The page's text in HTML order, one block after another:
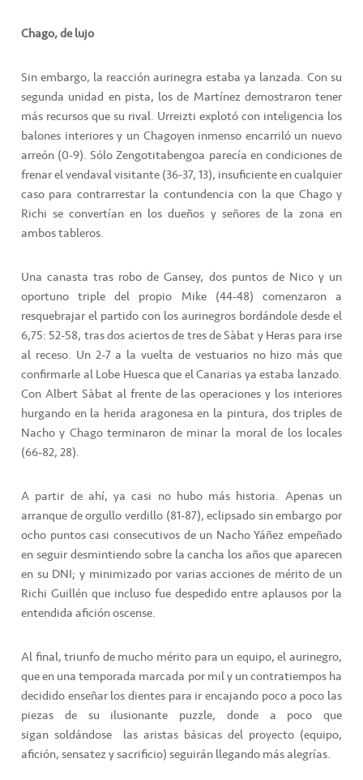
Chago, de lujo
Sin embargo, la reacción aurinegra estaba ya lanzada. Con su
segunda unidad en pista, los de Martínez demostraron tener
más recursos que su rival. Urreizti explotó con inteligencia los
balones interiores y un Chagoyen inmenso encarriló un nuevo
arreón (0-9). Sólo Zengotitabengoa parecía en condiciones de
frenar el vendaval visitante (36-37, 13), insuficiente en cualquier
caso para contrarrestar la contundencia con la que Chago y
Richi se convertían en los dueños y señores de la zona en
ambos tableros.
Una canasta tras robo de Gansey, dos puntos de Nico y un
oportuno triple del propio Mike (44-48) comenzaron a
resquebrajar el partido con los aurinegros bordándole desde el
6,75: 52-58, tras dos aciertos de tres de Sàbat y Heras para irse
al receso. Un 2-7 a la vuelta de vestuarios no hizo más que
confirmarle al Lobe Huesca que el Canarias ya estaba lanzado.
Con Albert Sàbat al frente de las operaciones y los interiores
hurgando en la herida aragonesa en la pintura, dos triples de
Nacho y Chago terminaron de minar la moral de los locales
(66-82, 28).
A partir de ahí, ya casi no hubo más historia. Apenas un
arranque de orgullo verdillo (81-87), eclipsado sin embargo por
ocho puntos casi consecutivos de un Nacho Yáñez empeñado
en seguir desmintiendo sobre la cancha los años que aparecen
en su DNI; y minimizado por varias acciones de mérito de un
Richi Guillén que incluso fue despedido entre aplausos por la
entendida afición oscense.
Al final, triunfo de mucho mérito para un equipo, el aurinegro,
que en una temporada marcada por mil y un contratiempos ha
decidido enseñar los dientes para ir encajando poco a poco las
piezas de su ilusionante puzzle, donde a poco que
sigan soldándose las aristas básicas del proyecto (equipo,
afición, sensatez y sacrificio) seguirán llegando más alegrías.